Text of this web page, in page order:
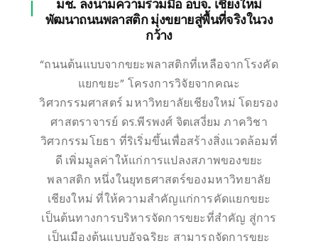
มช. ลงนามความร่วมมือ อบจ. เชียงใหม่
พัฒนาถนนพลาสติก มุ่งขยายสู่พื้นที่จริงในวง
กว้าง
“ถนนต้นแบบจากขยะพลาสติกที่เหลือจากโรงคัด
แยกขยะ” โครงการวิจัยจากคณะ
วิศวกรรมศาสตร์ มหาวิทยาลัยเชียงใหม่ โดยรอง
ศาสตราจารย์ ดร.พีรพงศ์ จิตเสงี่ยม ภาควิชา
วิศวกรรมโยธา ที่ริเริ่มขึ้นเพื่อสร้างสิ่งแวดล้อมที่
ดี เพิ่มมูลค่าให้แก่การแปลงสภาพของขยะ
พลาสติก หนึ่งในยุทธศาสตร์ของมหาวิทยาลัย
เชียงใหม่ ที่ให้ความสำคัญแก่การคัดแยกขยะ
เป็นต้นทางการบริหารจัดการขยะที่สำคัญ สู่การ
เป็นเมืองต้นแบบอัจฉริยะ สามารถจัดการขยะ